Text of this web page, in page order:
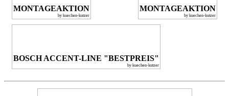
MONTAGEAKTION
by kuechen-kutzer
MONTAGEAKTION
by kuechen-kutzer
BOSCH ACCENT-LINE "BESTPREIS"
by kuechen-kutzer